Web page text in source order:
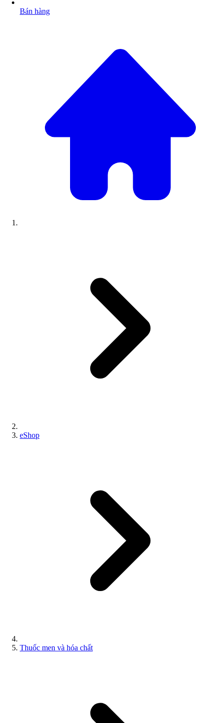
Bán hàng
eShop
Thuốc men và hóa chất